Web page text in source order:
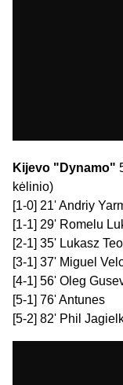
Kijevo "Dynamo"
kėlinio)
[1-0] 21' Andriy
[1-1] 29' Romelu
[2-1] 35' Lukasz
[3-1] 37' Miguel
[4-1] 56' Oleg
[5-1] 76' Antunes
[5-2] 82' Phil